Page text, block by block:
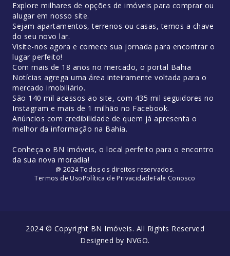
Explore milhares de opções de imóveis para comprar ou
alugar em nosso site.
Sejam apartamentos, terrenos ou casas, temos a chave
do seu novo lar.
Visite-nos agora e comece sua jornada para encontrar o
lugar perfeito!
Com mais de 18 anos no mercado, o portal Bahia
Notícias agrega uma área inteiramente voltada para o
mercado imobiliário.
São 140 mil acessos ao site, com 435 mil seguidores no
Instagram e mais de 1 milhão no Facebook.
Anúncios com credibilidade de quem já apresenta o
melhor da informação na Bahia.
Conheça o BN Imóveis, o local perfeito para o encontro
da sua nova moradia!
@ 2024 Todos os direitos reservados.
Termos de UsoPolítica de PrivacidadeFale Conosco
2024 © Copyright BN Imóveis. All Rights Reserved
Designed by NVGO.